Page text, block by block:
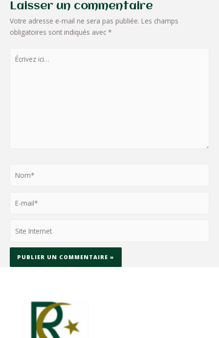
Laisser un commentaire
Votre adresse e-mail ne sera pas publiée. Les champs
obligatoires sont indiqués avec *